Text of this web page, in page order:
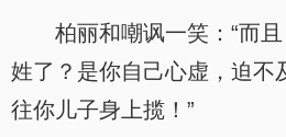
柏丽和嘲讽一笑：“而
姓了？是你自己心虚，迫不
往你儿子身上揽！”